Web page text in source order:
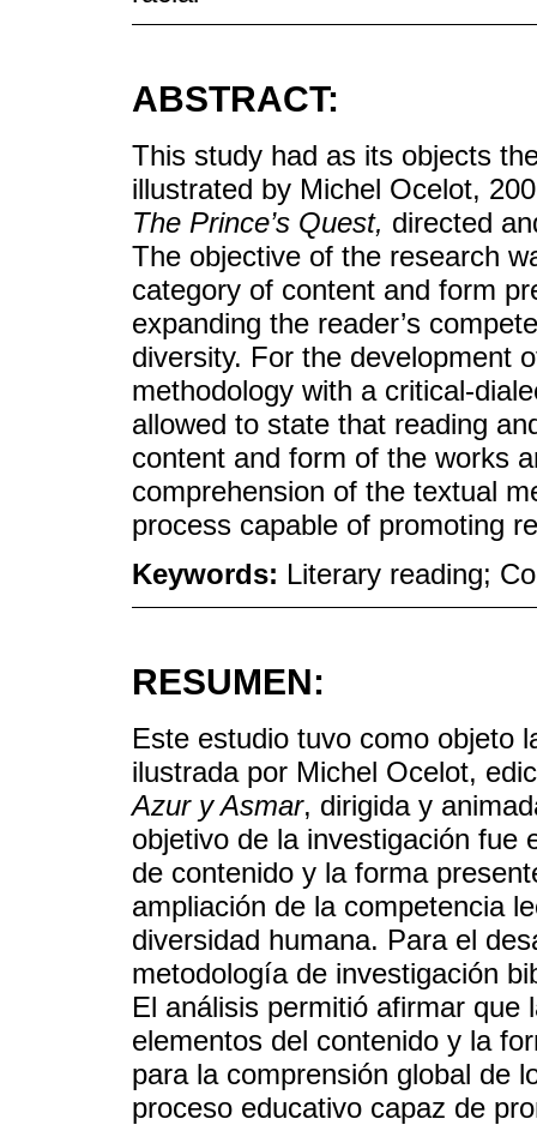
ABSTRACT:
This study had as its objects
illustrated by Michel Ocelot,
The Prince’s Quest, directed
The objective of the research
category of content and form
expanding the reader’s
diversity. For the development
methodology with a critical-
allowed to state that reading
content and form of the works
comprehension of the textual
process capable of promoting
Keywords: Literary reading;
RESUMEN:
Este estudio tuvo como objeto
ilustrada por Michel Ocelot,
Azur y Asmar, dirigida y
objetivo de la investigación fue
de contenido y la forma
ampliación de la competencia
diversidad humana. Para el
metodología de investigación
El análisis permitió afirmar que
elementos del contenido y la
para la comprensión global de
proceso educativo capaz de